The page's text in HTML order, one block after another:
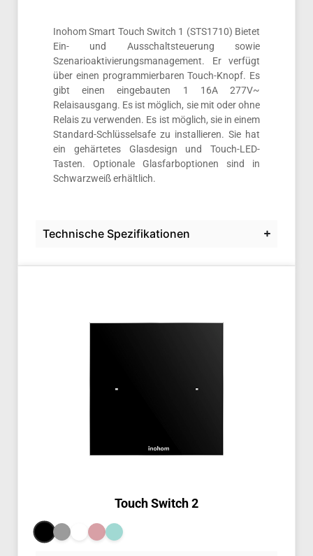
Inohom Smart Touch Switch 1 (STS1710) Bietet
Ein- und Ausschaltsteuerung sowie
Szenarioaktivierungsmanagement. Er verfügt
über einen programmierbaren Touch-Knopf. Es
gibt einen eingebauten 1 16A 277V~
Relaisausgang. Es ist möglich, sie mit oder ohne
Relais zu verwenden. Es ist möglich, sie in einem
Standard-Schlüsselsafe zu installieren. Sie hat
ein gehärtetes Glasdesign und Touch-LED-
Tasten. Optionale Glasfarboptionen sind in
Schwarzweiß erhältlich.
Technische Spezifikationen
Touch Switch 2